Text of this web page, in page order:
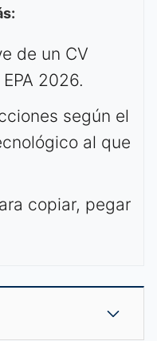
de un CV
2026.
según el
al que
copiar, pegar